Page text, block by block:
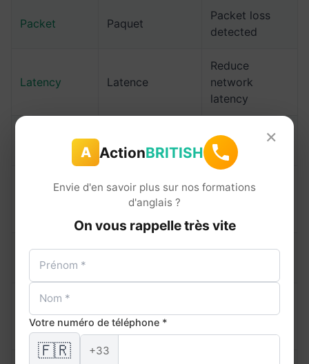
Packet Paquet
Packet loss
detected
Latency Latence
Reduce
network
latency
Throughput
Measure the
throughput
Passerelle
Default
Subnet
Define the
DHCP
config.
dynamique
×
A ActionBRITISH
Envie d'en savoir plus sur nos formations
d'anglais ?
On vous rappelle très vite
Votre numéro de téléphone *
🇫🇷 +33